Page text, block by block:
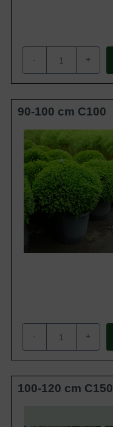
- +
90-100 cm C100
- +
100-120 cm C150